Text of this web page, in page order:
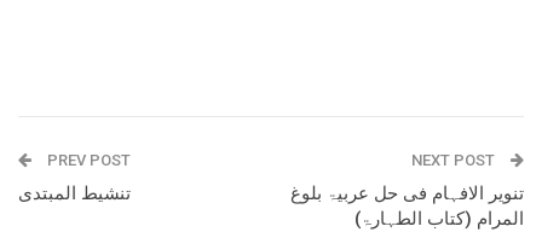
PREV POST
تنشیط المبتدی
NEXT POST
تنویر الافہام فی حل عربیۃ بلوغ
المرام (کتاب الطہارۃ)